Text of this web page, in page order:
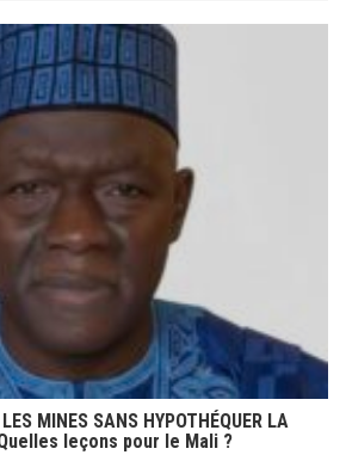
MINES SANS HYPOTHÉQUER LA
Quelles leçons pour le Mali ?